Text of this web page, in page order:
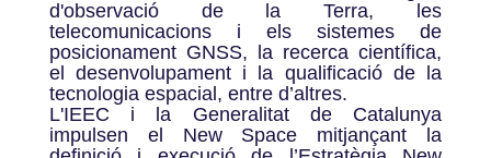
d'observació de la Terra, les
telecomunicacions i els sistemes de
posicionament GNSS, la recerca científica,
el desenvolupament i la qualificació de la
tecnologia espacial, entre d’altres.
L'IEEC i la Generalitat de Catalunya
impulsen el New Space mitjançant la